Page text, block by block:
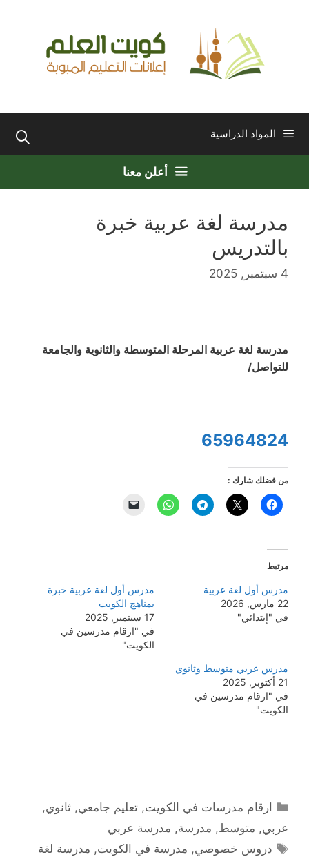
المواد الدراسية
أعلن معنا
مدرسة لغة عربية خبرة
بالتدريس
4 سبتمبر, 2025
مدرسة لغة عربية المرحلة المتوسطة والثانوية والجامعة
للتواصل/
65964824
من فضلك شارك :
مرتبط
مدرس أول لغة عربية
22 مارس, 2026
في "إبتدائي"
مدرس أول لغة عربية خبرة
بمناهج الكويت
17 سبتمبر, 2025
في "ارقام مدرسين في
الكويت"
مدرس عربي متوسط وثانوي
21 أكتوبر, 2025
في "ارقام مدرسين في
الكويت"
التصنيفات
ارقام مدرسات في الكويت,تعليم جامعي,ثانوي,
عربي, متوسط, مدرسة, مدرسة عربي
الوسوم
دروس خصوصي, مدرسة في الكويت, مدرسة لغة